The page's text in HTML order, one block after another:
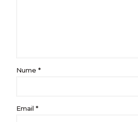
Nume *
Email *